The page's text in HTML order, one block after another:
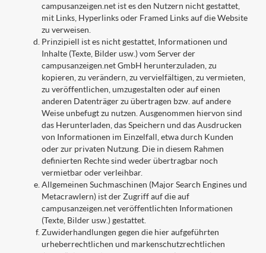
campusanzeigen.net ist es den Nutzern nicht gestattet,
mit Links, Hyperlinks oder Framed Links auf die Website
zu verweisen.
Prinzipiell ist es nicht gestattet, Informationen und
Inhalte (Texte, Bilder usw.) vom Server der
campusanzeigen.net GmbH herunterzuladen, zu
kopieren, zu verändern, zu vervielfältigen, zu vermieten,
zu veröffentlichen, umzugestalten oder auf einen
anderen Datenträger zu übertragen bzw. auf andere
Weise unbefugt zu nutzen. Ausgenommen hiervon sind
das Herunterladen, das Speichern und das Ausdrucken
von Informationen im Einzelfall, etwa durch Kunden
oder zur privaten Nutzung. Die in diesem Rahmen
definierten Rechte sind weder übertragbar noch
vermietbar oder verleihbar.
Allgemeinen Suchmaschinen (Major Search Engines und
Metacrawlern) ist der Zugriff auf die auf
campusanzeigen.net veröffentlichten Informationen
(Texte, Bilder usw.) gestattet.
Zuwiderhandlungen gegen die hier aufgeführten
urheberrechtlichen und markenschutzrechtlichen